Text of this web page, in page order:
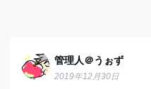
管理人＠うぉず
2019年12月30日